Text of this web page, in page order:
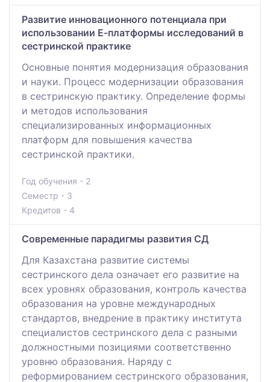
Развитие инновационного потенциала при
использовании Е-платформы исследований в
сестринской практике
Основные понятия модернизация образования
и науки. Процесс модернизации образования
в сестринскую практику. Определение формы
и методов использования
специализированных информационных
платформ для повышения качества
сестринской практики.
Год обучения - 2
Семестр - 3
Кредитов - 4
Современные парадигмы развития СД
Для Казахстана развитие системы
сестринского дела означает его развитие на
всех уровнях образования, контроль качества
образования на уровне международных
стандартов, внедрение в практику института
специалистов сестринского дела с разными
должностными позициями соответственно
уровню образования. Наряду с
реформированием сестринского образования,